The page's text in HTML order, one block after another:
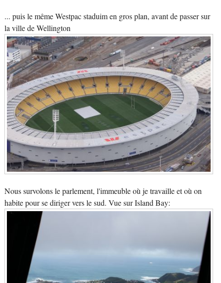
... puis le même Westpac staduim en gros plan, avant de passer sur
la ville de Wellington
Nous survolons le parlement, l'immeuble où je travaille et où on
habite pour se diriger vers le sud. Vue sur Island Bay: